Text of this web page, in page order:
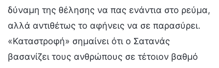
δύναμη της θέλησης να πας ενάντια στο ρεύμα,
αλλά αντιθέτως το αφήνεις να σε παρασύρει.
«Καταστροφή» σημαίνει ότι ο Σατανάς
βασανίζει τους ανθρώπους σε τέτοιον βαθμό